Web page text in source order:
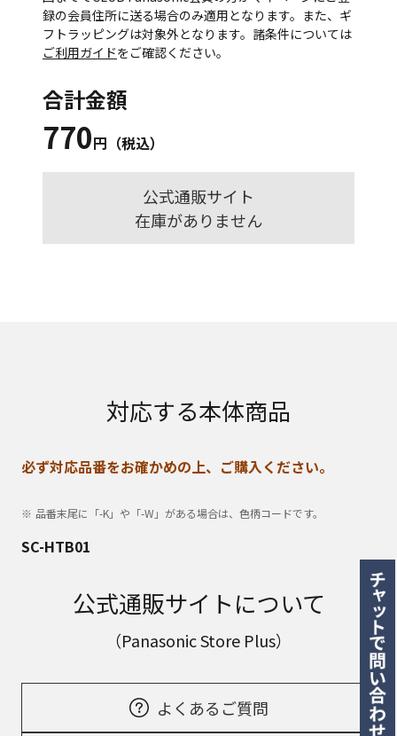
録の会員住所に送る場合のみ適用となります。また、ギ
フトラッピングは対象外となります。諸条件については
ご利用ガイドをご確認ください。
合計金額
770円（税込）
公式通販サイト
在庫がありません
対応する本体商品
必ず対応品番をお確かめの上、ご購入ください。
品番末尾に「-K」や「-W」がある場合は、色柄コードです。
SC-HTB01
公式通販サイトについて
（Panasonic Store Plus）
よくあるご質問